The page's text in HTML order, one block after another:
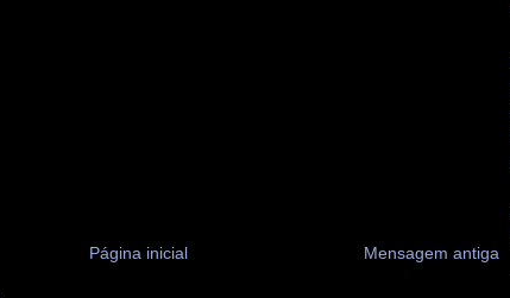
Mensagem antiga
Página inicial